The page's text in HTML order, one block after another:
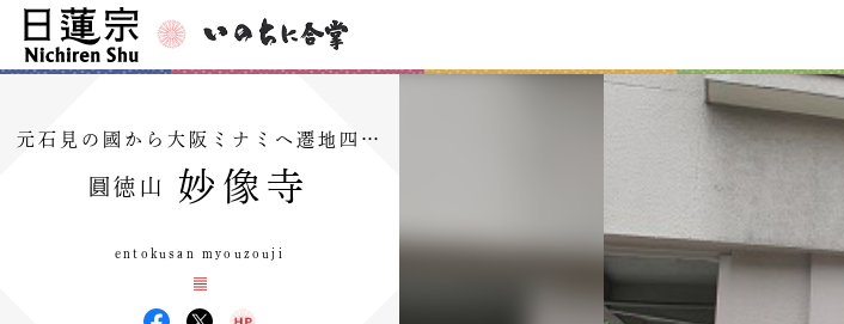
元石見の國から大阪ミナミへ遷地四…
圓徳山 妙像寺
entokusan myouzouji